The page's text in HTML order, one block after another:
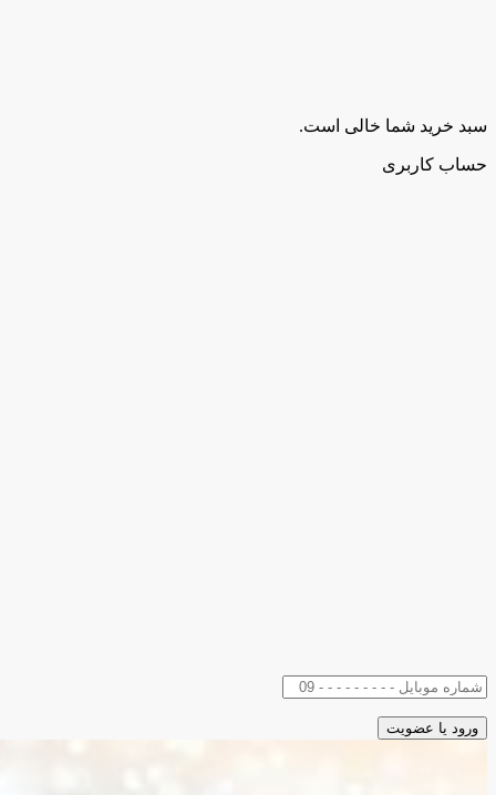
سبد خرید شما خالی است.
حساب کاربری